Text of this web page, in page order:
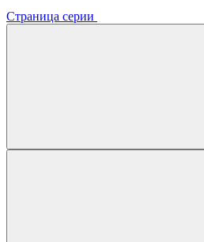
Страница серии